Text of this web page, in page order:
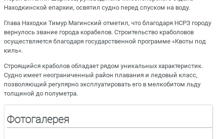
Находкинской епархии, освятил судно перед спуском на воду.
Глава Находки Тимур Магинский отметил, что благодаря НСРЗ городу
вернулось звание города корабелов. Строительство краболовов
осуществляется благодаря государственной программе «Квоты под
киль».
Строящийся краболов обладает рядом уникальных характеристик.
Судно имеет неограниченный район плавания и ледовый класс,
позволяющий регулярно эксплуатировать его в мелкобитом льду
толщиной до полуметра.
Фотогалерея